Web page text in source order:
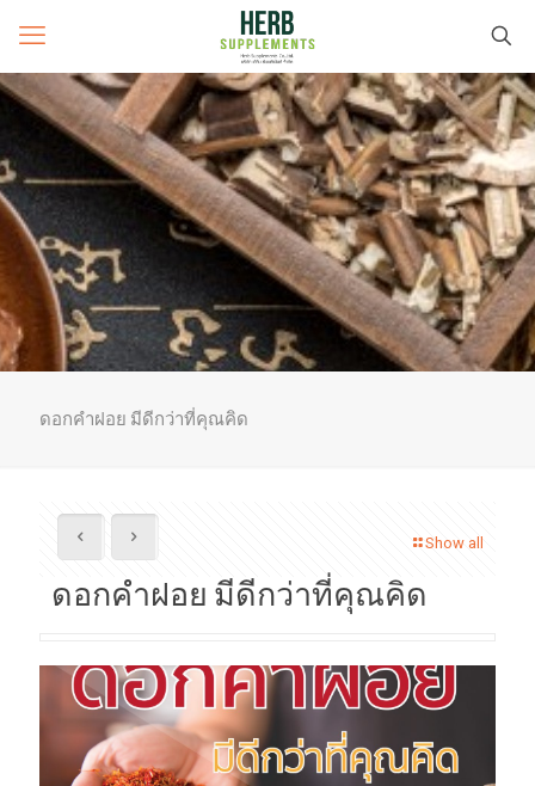
ดอกคำฝอย มีดีกว่าที่คุณคิด
Show all
ดอกคำฝอย มีดีกว่าที่คุณคิด